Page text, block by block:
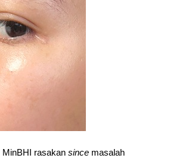
MinBHI rasakan since masalah